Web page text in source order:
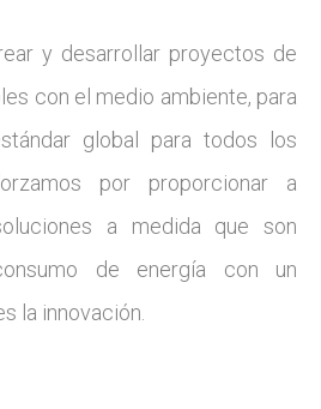
y desarrollar proyectos de
con el medio ambiente, para
global para todos los
por proporcionar a
a medida que son
de energía con un
la innovación.